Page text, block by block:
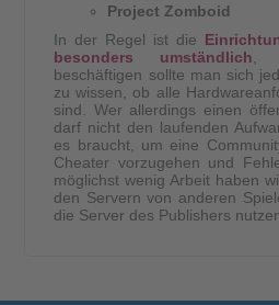
Project Zomboid
In der Regel ist die
besonders umständlich ,
beschäftigen sollte man sich
zu wissen, ob alle
sind. Wer allerdings einen
darf nicht den laufenden
es braucht, um eine
Cheater vorzugehen und
möglichst wenig Arbeit haben
den Servern von anderen
die Server des Publishers